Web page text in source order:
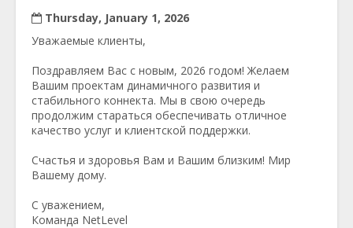
Thursday, January 1, 2026
Уважаемые клиенты,
Поздравляем Вас с новым, 2026 годом! Желаем
Вашим проектам динамичного развития и
стабильного коннекта. Мы в свою очередь
продолжим стараться обеспечивать отличное
качество услуг и клиентской поддержки.
Счастья и здоровья Вам и Вашим близким! Мир
Вашему дому.
С уважением,
Команда NetLevel